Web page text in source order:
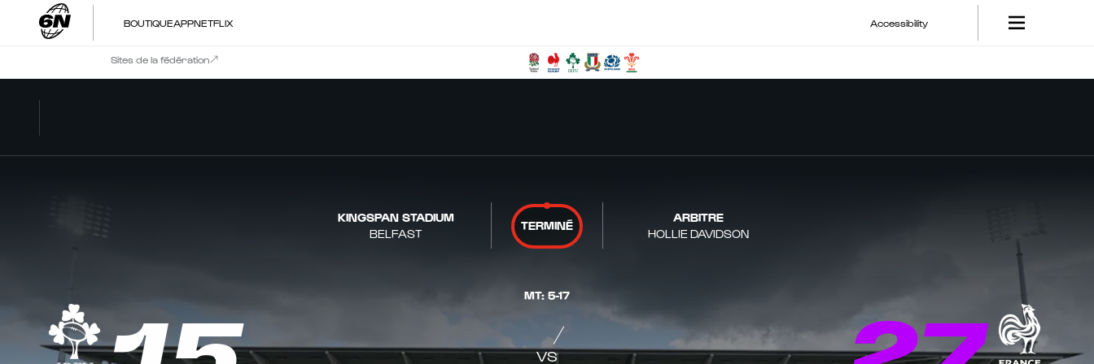
BOUTIQUEAPPNETFLIX Accessibility
Sites de la fédération
KINGSPAN STADIUM
BELFAST
TERMINÉ
ARBITRE
HOLLIE DAVIDSON
MT: 5-17
VS